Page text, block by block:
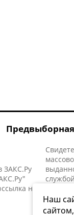
ЗАКС.Ру
на
Наш